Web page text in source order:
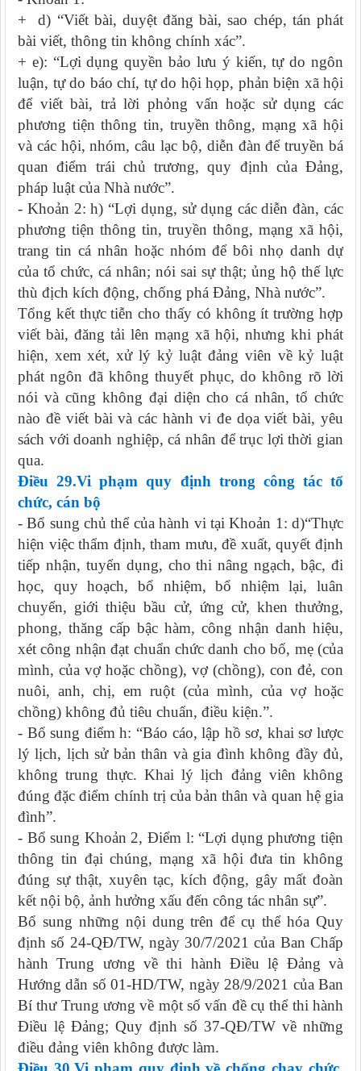
+ d) “Viết bài, duyệt đăng bài, sao chép, tán phát
bài viết, thông tin không chính xác”.
+ e): “Lợi dụng quyền bảo lưu ý kiến, tự do ngôn
luận, tự do báo chí, tự do hội họp, phản biện xã hội
để viết bài, trả lời phỏng vấn hoặc sử dụng các
phương tiện thông tin, truyền thông, mạng xã hội
và các hội, nhóm, câu lạc bộ, diễn đàn để truyền bá
quan điểm trái chủ trương, quy định của Đảng,
pháp luật của Nhà nước”.
- Khoản 2: h) “Lợi dụng, sử dụng các diễn đàn, các
phương tiện thông tin, truyền thông, mạng xã hội,
trang tin cá nhân hoặc nhóm để bôi nhọ danh dự
của tổ chức, cá nhân; nói sai sự thật; ủng hộ thế lực
thù địch kích động, chống phá Đảng, Nhà nước”.
Tổng kết thực tiễn cho thấy có không ít trường hợp
viết bài, đăng tải lên mạng xã hội, nhưng khi phát
hiện, xem xét, xử lý kỷ luật đảng viên về kỷ luật
phát ngôn đã không thuyết phục, do không rõ lời
nói và cũng không đại diện cho cá nhân, tổ chức
nào đề viết bài và các hành vi đe dọa viết bài, yêu
sách với doanh nghiệp, cá nhân để trục lợi thời gian
qua.
Điều 29.Vi phạm quy định trong công tác tổ
chức, cán bộ
- Bổ sung chủ thể của hành vi tại Khoản 1: d)“Thực
hiện việc thẩm định, tham mưu, đề xuất, quyết định
tiếp nhận, tuyển dụng, cho thi nâng ngạch, bậc, đi
học, quy hoạch, bổ nhiệm, bổ nhiệm lại, luân
chuyển, giới thiệu bầu cử, ứng cử, khen thưởng,
phong, thăng cấp bậc hàm, công nhận danh hiệu,
xét công nhận đạt chuẩn chức danh cho bố, mẹ (của
mình, của vợ hoặc chồng), vợ (chồng), con đẻ, con
nuôi, anh, chị, em ruột (của mình, của vợ hoặc
chồng) không đủ tiêu chuẩn, điều kiện.”.
- Bổ sung điểm h: “Báo cáo, lập hồ sơ, khai sơ lược
lý lịch, lịch sử bản thân và gia đình không đầy đủ,
không trung thực. Khai lý lịch đảng viên không
đúng đặc điểm chính trị của bản thân và quan hệ gia
đình”.
- Bổ sung Khoản 2, Điểm l: “Lợi dụng phương tiện
thông tin đại chúng, mạng xã hội đưa tin không
đúng sự thật, xuyên tạc, kích động, gây mất đoàn
kết nội bộ, ảnh hưởng xấu đến công tác nhân sự”.
Bổ sung những nội dung trên để cụ thể hóa Quy
định số 24-QĐ/TW, ngày 30/7/2021 của Ban Chấp
hành Trung ương về thi hành Điều lệ Đảng và
Hướng dẫn số 01-HD/TW, ngày 28/9/2021 của Ban
Bí thư Trung ương về một số vấn đề cụ thể thi hành
Điều lệ Đảng; Quy định số 37-QĐ/TW về những
điều đảng viên không được làm.